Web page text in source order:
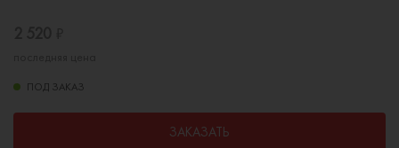
ПОД ЗАКАЗ
ЗАКАЗАТЬ